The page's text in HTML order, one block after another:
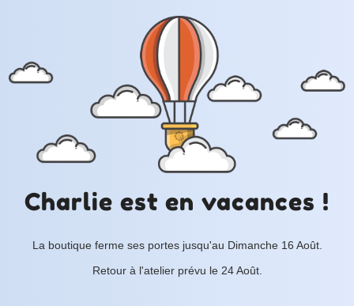
Charlie est en vacances !
La boutique ferme ses portes jusqu'au Dimanche 16 Août.
Retour à l'atelier prévu le 24 Août.